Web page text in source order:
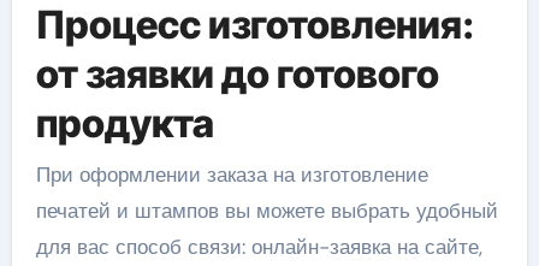
Процесс изготовления:
от заявки до готового
продукта
При оформлении заказа на изготовление
печатей и штампов вы можете выбрать удобный
для вас способ связи: онлайн-заявка на сайте,